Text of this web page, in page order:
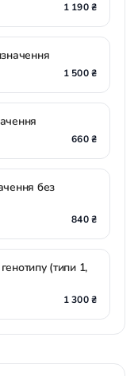
1 190 ₴
1 500 ₴
660 ₴
без
840 ₴
(типи 1,
1 300 ₴